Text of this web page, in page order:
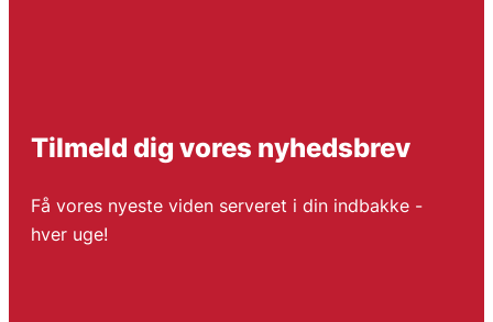
Tilmeld dig vores nyhedsbrev
Få vores nyeste viden serveret i din indbakke -
hver uge!